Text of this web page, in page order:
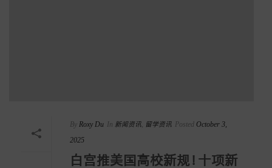
By Roxy Du In 新闻资讯 留学资讯 Posted October 3,
2025
白宫推美国高校新规！十项新